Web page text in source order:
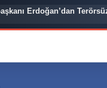
Erdoğan’dan